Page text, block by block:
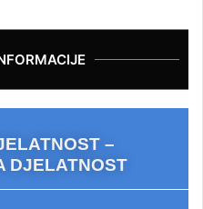
–
DJELATNOST